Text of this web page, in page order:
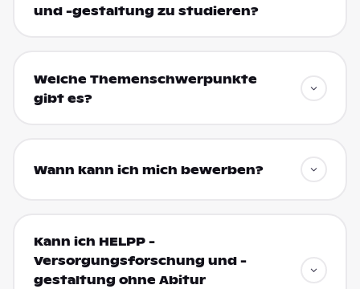
und -gestaltung zu studieren?
Welche Themenschwerpunkte
gibt es?
Wann kann ich mich bewerben?
Kann ich HELPP -
Versorgungsforschung und -
gestaltung ohne Abitur